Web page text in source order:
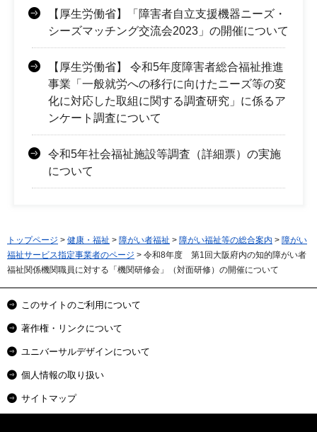
【厚生労働省】「障害者自立支援機器ニーズ・
シーズマッチング交流会2023」の開催について
【厚生労働省】 令和5年度障害者総合福祉推進
事業「一般就労への移行に向けたニーズ等の変
化に対応した取組に関する調査研究」に係るア
ンケート調査について
令和5年社会福祉施設等調査（詳細票）の実施
について
トップページ > 健康・福祉 > 障がい者福祉 > 障がい福祉等の総合案内 > 障がい
福祉サービス指定事業者のページ > 令和8年度 第1回大阪府内の知的障がい者
福祉関係機関職員に対する「機関研修会」（対面研修）の開催について
このサイトのご利用について
著作権・リンクについて
ユニバーサルデザインについて
個人情報の取り扱い
サイトマップ